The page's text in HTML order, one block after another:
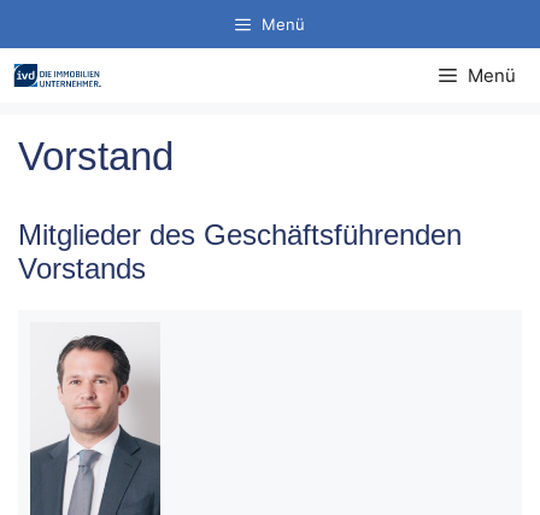
Inhalt
springen
Menü
Menü
Vorstand
Mitglieder des Geschäftsführenden
Vorstands